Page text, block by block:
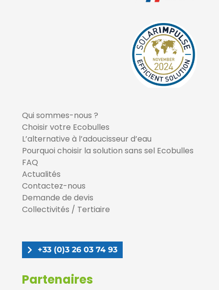
Qui sommes-nous ?
Choisir votre Ecobulles
L’alternative à l’adoucisseur d’eau
Pourquoi choisir la solution sans sel Ecobulles
FAQ
Actualités
Contactez-nous
Demande de devis
Collectivités / Tertiaire
+33 (0)3 26 03 74 93
Partenaires